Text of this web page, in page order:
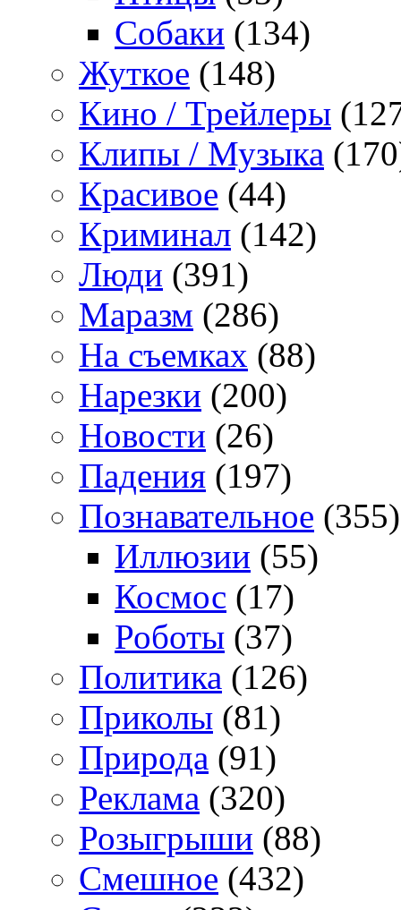
Собаки (134)
Жуткое (148)
Кино / Трейлеры
Клипы / Музыка
Красивое (44)
Криминал (142)
Люди (391)
Маразм (286)
На съемках (88)
Нарезки (200)
Новости (26)
Падения (197)
Познавательное (355)
Иллюзии (55)
Космос (17)
Роботы (37)
Политика (126)
Приколы (81)
Природа (91)
Реклама (320)
Розыгрыши (88)
Смешное (432)